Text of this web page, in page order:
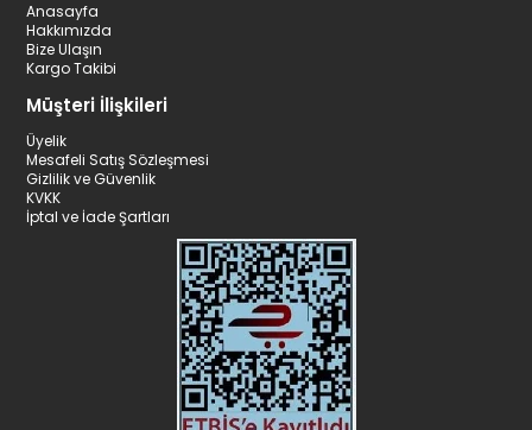
Anasayfa
Hakkımızda
Bize Ulaşın
Kargo Takibi
Müşteri İlişkileri
Üyelik
Mesafeli Satış Sözleşmesi
Gizlilik ve Güvenlik
KVKK
İptal ve İade Şartları